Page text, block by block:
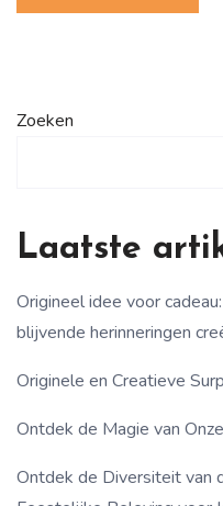
Zoeken
Laatste
Origineel idee voor
blijvende herinneringen
Originele en Creatieve
Ontdek de Magie van
Ontdek de Diversiteit van